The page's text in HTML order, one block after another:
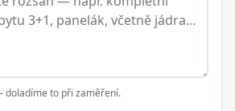
doladíme to při zaměření.